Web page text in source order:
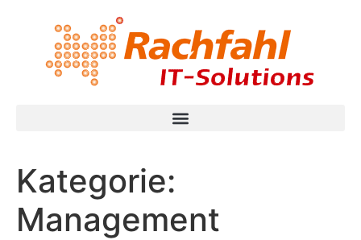
Kategorie:
Management